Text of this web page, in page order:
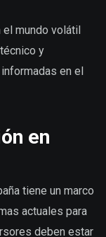
el mundo volátil
y
en el
en
tiene un marco
actuales para
deben estar